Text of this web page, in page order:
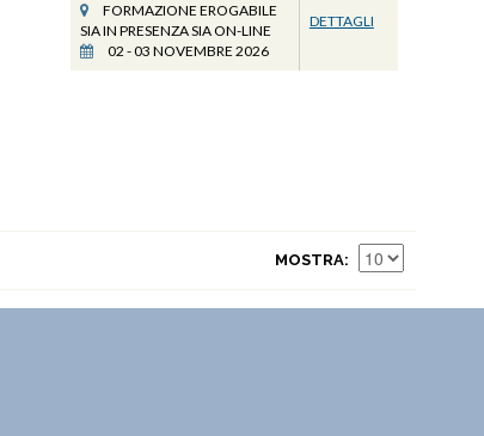
FORMAZIONE EROGABILE
SIA IN PRESENZA SIA ON-LINE
02 - 03 NOVEMBRE 2026
DETTAGLI
MOSTRA